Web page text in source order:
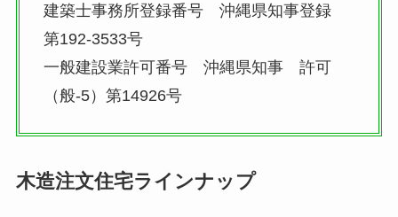
建築士事務所登録番号 沖縄県知事登録
第192-3533号
一般建設業許可番号 沖縄県知事 許可
（般-5）第14926号
木造注文住宅ラインナップ